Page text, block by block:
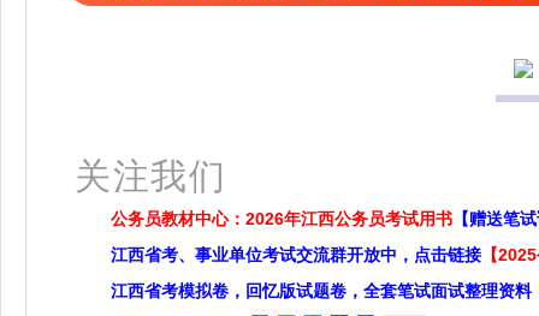
关注我们
公务员教材中心：2026年江西公务员考试用书 【赠送笔
江西省考、事业单位考试交流群开放中，点击链接 【
江西省考模拟卷，回忆版试题卷，全套笔试面试整理资料